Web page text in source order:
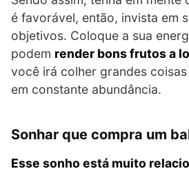
é favorável, então, invista em
objetivos. Coloque a sua
podem render bons frutos a
você irá colher grandes
em constante abundância.
Sonhar que compra um
Esse sonho está muito